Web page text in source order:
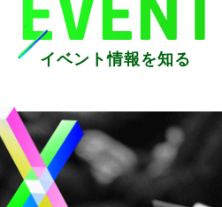
EVENT
イベント情報を知る